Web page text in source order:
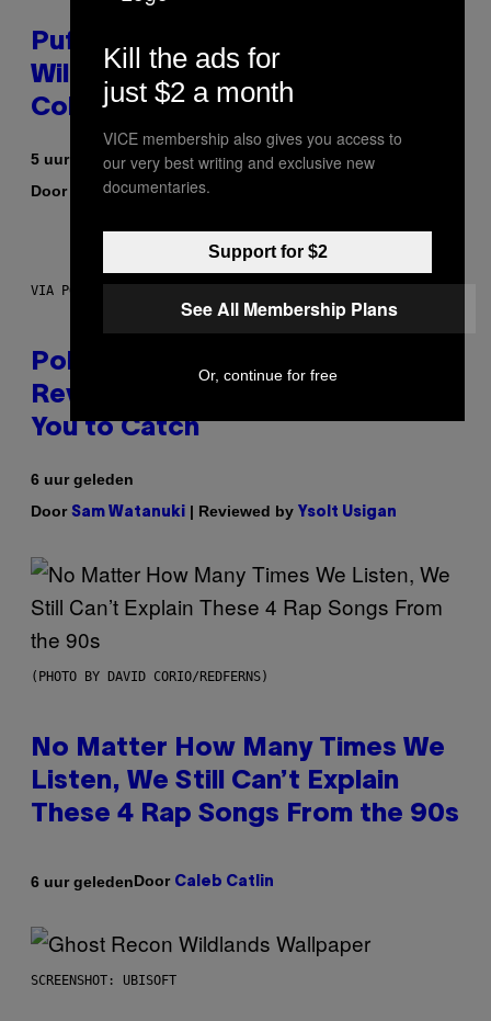
Puffco Went Full Gamer With Its
Wild New Plasma Peak Pro
Colorway
5 uur geleden
Door
Maha Haq| Reviewed by
VIA POKEMON/ADIDAS/NINTENDO
Pokemon and Adidas Just
Revealed 12 New Sneakers For
You to Catch
6 uur geleden
Door Sam Watanuki | Reviewed by Ysolt Usigan
(PHOTO BY DAVID CORIO/REDFERNS)
No Matter How Many Times We
Listen, We Still Can’t Explain
These 4 Rap Songs From the 90s
6 uur geledenDoor Caleb Catlin
SCREENSHOT: UBISOFT
Kill the ads for
just $2 a month
VICE membership also gives you access to
our very best writing and exclusive new
documentaries.
Support for $2
See All Membership Plans
Or, continue for free